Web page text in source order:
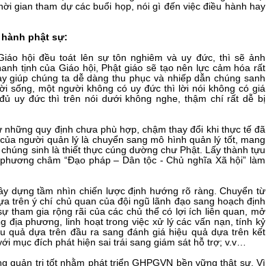
gian tham dự các buổi họp, nói gì đến việc điều hành hay
phật sự:
hội đều toát lên sự tôn nghiêm và uy đức, thì sẽ ảnh
tịnh của Giáo hội, Phật giáo sẽ tạo nên lực cảm hóa rất
giúp chúng ta dễ dàng thu phục và nhiếp dẫn chúng sanh
sống, một người không có uy đức thì lời nói không có giá
uy đức thì trên nói dưới không nghe, thậm chí rất dễ bị
quy định chưa phù hợp, chậm thay đổi khi thực tế đã
người quản lý là chuyển sang mô hình quản lý tốt, mang
sinh là thiết thực cúng dường chư Phật. Lấy thành tựu
châm “Đạo pháp – Dân tộc - Chủ nghĩa Xã hội” làm
dựng tầm nhìn chiến lược định hướng rõ ràng. Chuyển từ
trên ý chí chủ quan của đội ngũ lãnh đạo sang hoạch định
tham gia rộng rãi của các chủ thể có lợi ích liên quan, mở
địa phương, linh hoạt trong việc xử lý các vấn nạn, tính kỷ
quả dựa trên đầu ra sang đánh giá hiệu quả dựa trên kết
mục đích phát hiện sai trái sang giám sát hỗ trợ; v.v…
quản trị tốt nhằm phát triển GHPGVN bền vững thật sự. Vì